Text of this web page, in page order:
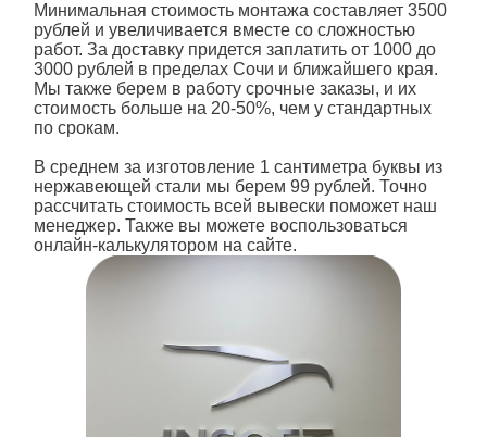
Минимальная стоимость монтажа составляет 3500
рублей и увеличивается вместе со сложностью
работ. За доставку придется заплатить от 1000 до
3000 рублей в пределах Сочи и ближайшего края.
Мы также берем в работу срочные заказы, и их
стоимость больше на 20-50%, чем у стандартных
по срокам.
В среднем за изготовление 1 сантиметра буквы из
нержавеющей стали мы берем 99 рублей. Точно
рассчитать стоимость всей вывески поможет наш
менеджер. Также вы можете воспользоваться
онлайн-калькулятором на сайте.